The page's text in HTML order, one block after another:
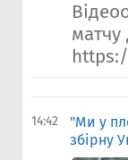
матчу
14:42
"Ми у
збірну